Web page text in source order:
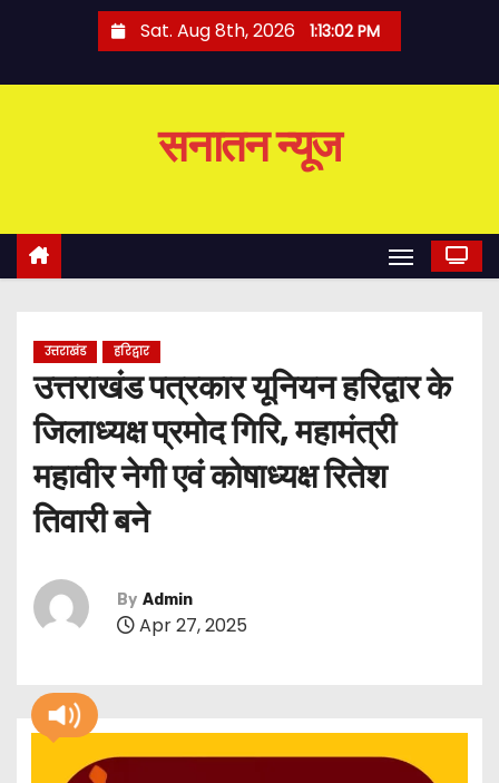
o
Sat. Aug 8th, 2026 1:13:02 PM
सनातन न्यूज
उत्तराखंड हरिद्वार
उत्तराखंड पत्रकार यूनियन हरिद्वार के
जिलाध्यक्ष प्रमोद गिरि, महामंत्री
महावीर नेगी एवं कोषाध्यक्ष रितेश
तिवारी बने
By Admin
Apr 27, 2025